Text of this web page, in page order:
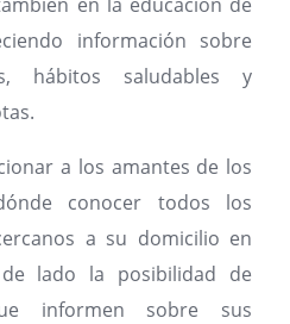
información sobre
hábitos saludables y
a los amantes de los
conocer todos los
a su domicilio en
lado la posibilidad de
informen sobre sus